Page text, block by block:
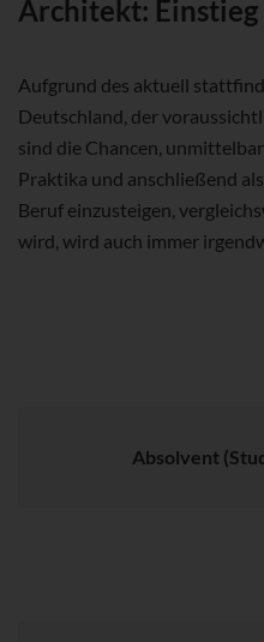
Architekt: Einstieg
Aufgrund des aktuell
Deutschland, der
sind die Chancen,
Praktika und anschließend
Beruf einzusteigen,
wird, wird auch immer
Absolvent